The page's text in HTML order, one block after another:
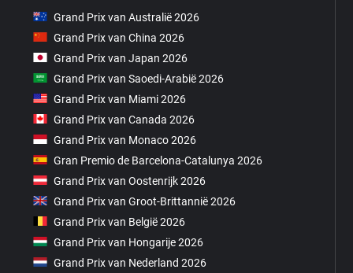
Grand Prix van Australië 2026
Grand Prix van China 2026
Grand Prix van Japan 2026
Grand Prix van Saoedi-Arabië 2026
Grand Prix van Miami 2026
Grand Prix van Canada 2026
Grand Prix van Monaco 2026
Gran Premio de Barcelona-Catalunya 2026
Grand Prix van Oostenrijk 2026
Grand Prix van Groot-Brittannië 2026
Grand Prix van België 2026
Grand Prix van Hongarije 2026
Grand Prix van Nederland 2026